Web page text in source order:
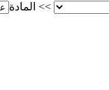
>> المادة